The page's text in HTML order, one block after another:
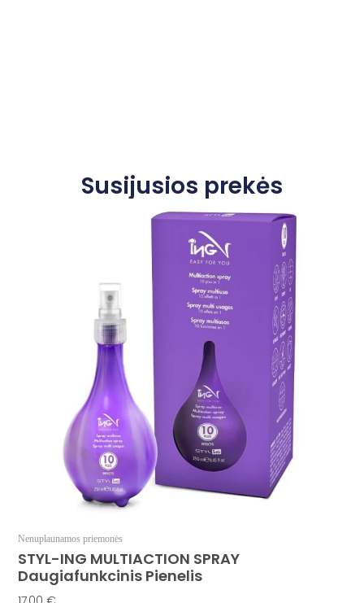
Susijusios prekės
Nenuplaunamos priemonės
STYL-ING MULTIACTION SPRAY
Daugiafunkcinis Pienelis